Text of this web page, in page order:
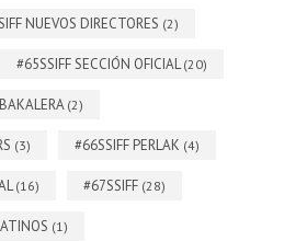
NUEVOS DIRECTORES (2)
#65SSIFF SECCIÓN OFICIAL(20)
(2)
(3) #66SSIFF PERLAK (4)
(16) #67SSIFF (28)
(1)